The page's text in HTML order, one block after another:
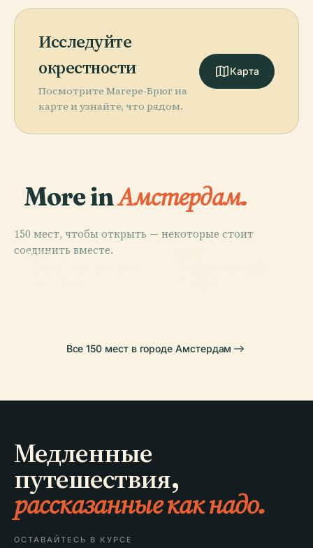
Исследуйте
окрестности
Посмотрите Магере-Брюг на
карте и узнайте, что рядом.
Карта
More inАмстердам.
150 мест, чтобы открыть — некоторые стоит
соединить вместе.
PLACE
PLACE
Все 150 мест в городе Амстердам
Медленные
путешествия,
рассказанные как надо.
ОСТАВАЙТЕСЬ В КУРСЕ